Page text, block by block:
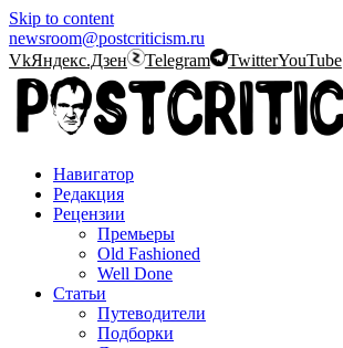
Skip to content
newsroom@postcriticism.ru
VkЯндекс.Дзен Telegram TwitterYouTube
Навигатор
Редакция
Рецензии
Премьеры
Old Fashioned
Well Done
Статьи
Путеводители
Подборки